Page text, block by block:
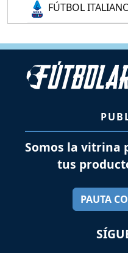
FÚTBOL
Somos la vitrina
tus
PAUTA